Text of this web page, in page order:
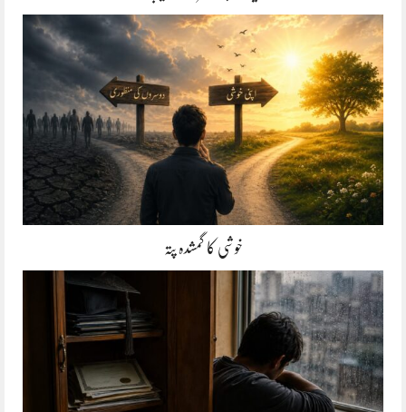
خوشی کا گمشدہ پتہ